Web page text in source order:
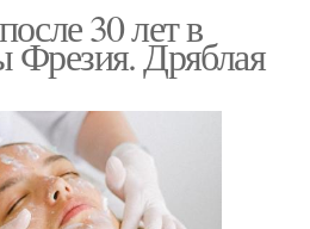
30 лет в
Фрезия. Дряблая